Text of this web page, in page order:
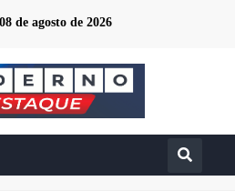
de agosto de 2026